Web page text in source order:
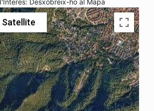
Satellite